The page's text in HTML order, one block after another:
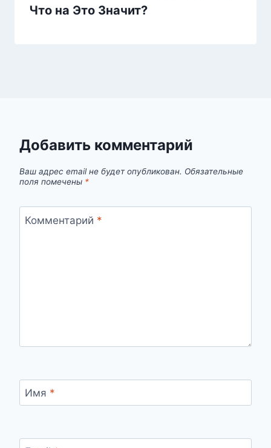
Что на Это Значит?
Добавить комментарий
Ваш адрес email не будет опубликован. Обязательные
поля помечены *
Комментарий *
Имя *